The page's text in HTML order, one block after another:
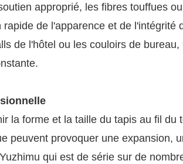
approprié, les fibres touffues
rapide de l'apparence et de
de l'hôtel ou les couloirs de
la forme et la taille du tapis au fil
peuvent provoquer une expansion,
qui est de série sur de